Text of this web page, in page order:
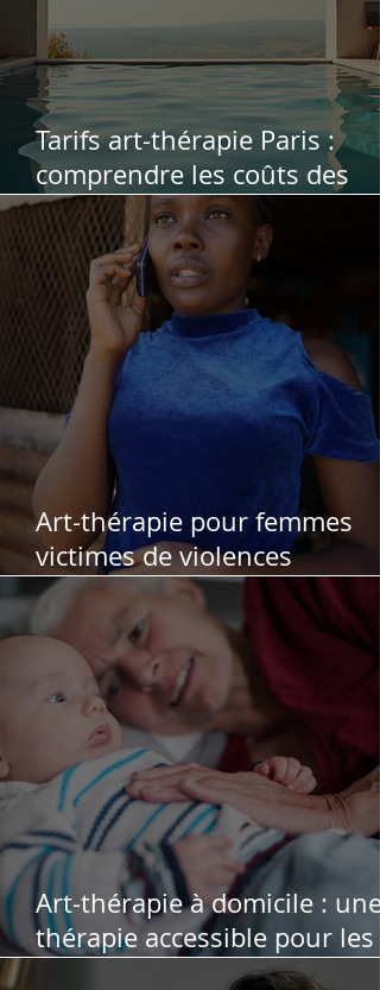
Tarifs art-thérapie Paris :
comprendre les coûts des
séances d'art-thérapie
Art-thérapie pour femmes
victimes de violences
conjugales
Art-thérapie à domicile : une
thérapie accessible pour les
personnes qui ne peuvent